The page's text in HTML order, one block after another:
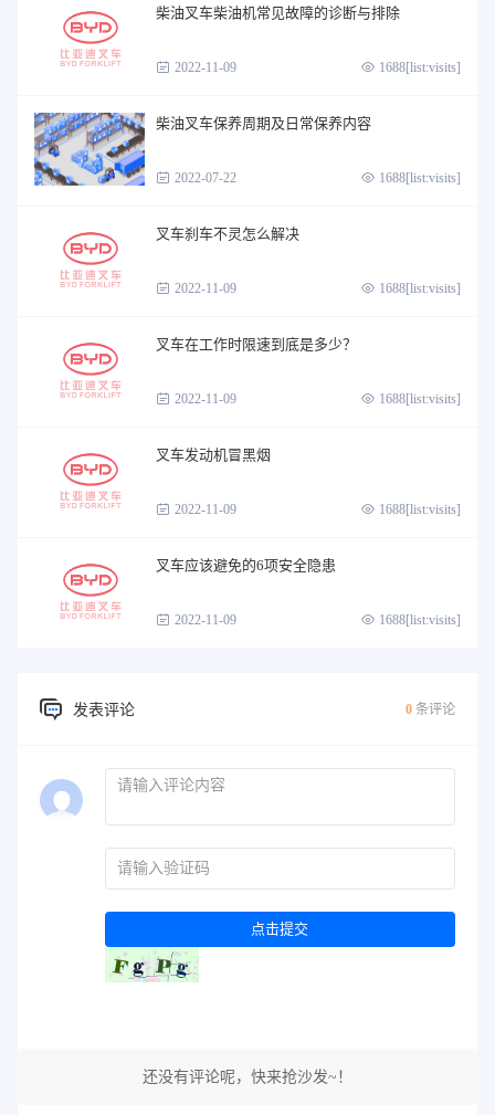
柴油叉车柴油机常见故障的诊断与排除
2022-11-09 1688[list:visits]
柴油叉车保养周期及日常保养内容
2022-07-22 1688[list:visits]
叉车刹车不灵怎么解决
2022-11-09 1688[list:visits]
叉车在工作时限速到底是多少？
2022-11-09 1688[list:visits]
叉车发动机冒黑烟
2022-11-09 1688[list:visits]
叉车应该避免的6项安全隐患
2022-11-09 1688[list:visits]
发表评论 0 条评论
点击提交
还没有评论呢，快来抢沙发~！